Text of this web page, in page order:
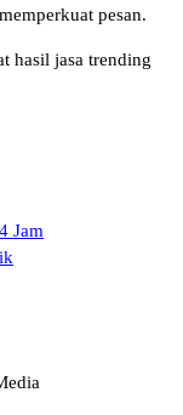
pesan.
hasil jasa trending
Jam